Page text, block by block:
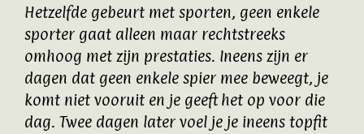
Hetzelfde gebeurt met sporten, geen enkele
sporter gaat alleen maar rechtstreeks
omhoog met zijn prestaties. Ineens zijn er
dagen dat geen enkele spier mee beweegt, je
komt niet vooruit en je geeft het op voor die
dag. Twee dagen later voel je je ineens topfit